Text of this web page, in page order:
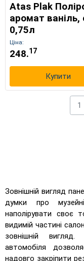
Atas Plak
аромат ваніль,
0,75л
Ціна:
248.17
Купити
1
Зовнішній вигляд
думки про
наполірувати своє
видимій частині
зовнішній
автомобіля
надовго закріпити